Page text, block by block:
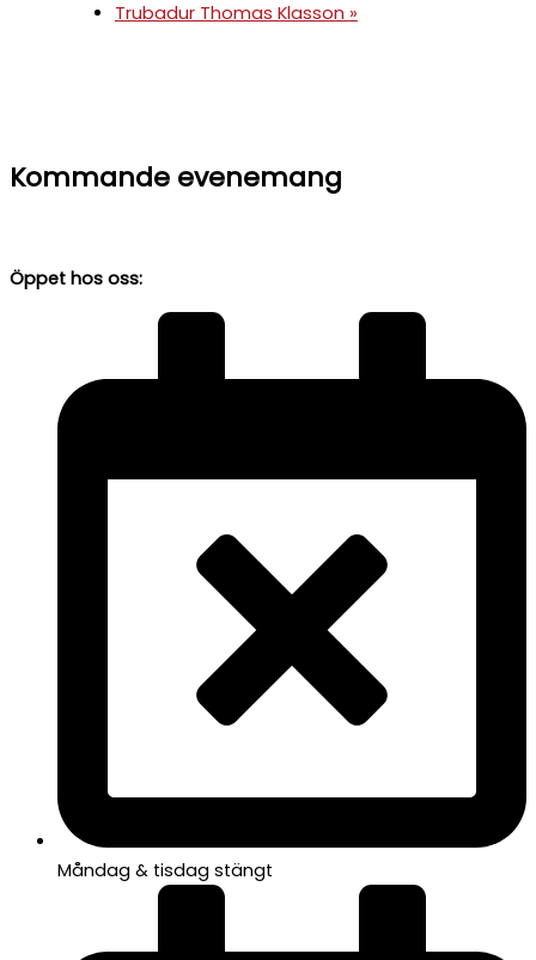
Trubadur Thomas Klasson »
Kommande evenemang
Öppet hos oss:
Måndag & tisdag stängt